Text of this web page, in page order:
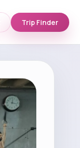
Trip Finder